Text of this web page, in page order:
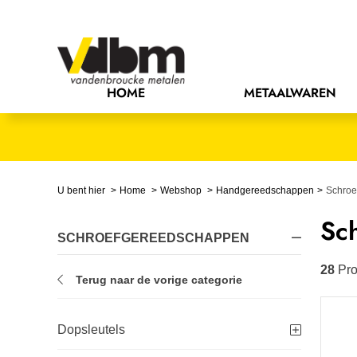
HOME METAALWAREN
Bevestigingsmaterialen
Elektrische componenten
U bent hier Home Webshop Handgereedschappen
SCHROEFGEREEDSCHAPPEN
Terug naar de vorige categorie
Dopsleutels
28